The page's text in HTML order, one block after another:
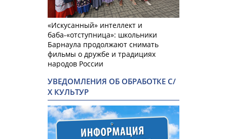
«Искусанный» интеллект и
баба-«отступница»: школьники
Барнаула продолжают снимать
фильмы о дружбе и традициях
народов России
УВЕДОМЛЕНИЯ ОБ ОБРАБОТКЕ С/
Х КУЛЬТУР